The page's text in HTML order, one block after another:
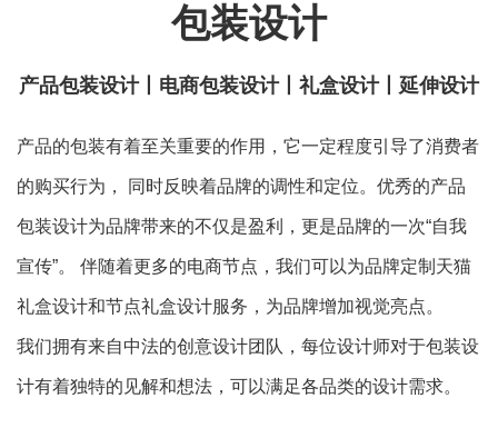
包装设计
产品包装设计丨电商包装设计丨礼盒设计丨延伸设计
产品的包装有着至关重要的作用，它一定程度引导了消费者
的购买行为， 同时反映着品牌的调性和定位。优秀的产品
包装设计为品牌带来的不仅是盈利，更是品牌的一次“自我
宣传”。 伴随着更多的电商节点，我们可以为品牌定制天猫
礼盒设计和节点礼盒设计服务，为品牌增加视觉亮点。
我们拥有来自中法的创意设计团队，每位设计师对于包装设
计有着独特的见解和想法，可以满足各品类的设计需求。